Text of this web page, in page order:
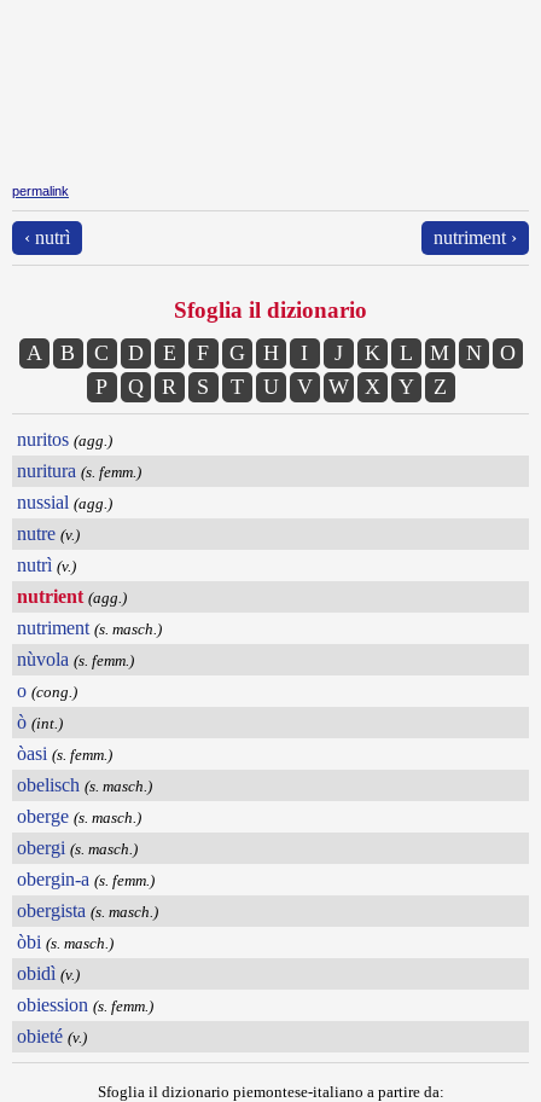
permalink
‹ nutrì nutriment ›
Sfoglia il dizionario
A B C D E F G H I J K L M N
O
P
Q R S T U V W X Y Z
nuritos (agg.)
nuritura (s. femm.)
nussial (agg.)
nutre (v.)
nutrì (v.)
nutrient (agg.)
nutriment (s. masch.)
nùvola (s. femm.)
o (cong.)
ò (int.)
òasi (s. femm.)
obelisch (s. masch.)
oberge (s. masch.)
obergi (s. masch.)
obergin-a (s. femm.)
obergista (s. masch.)
òbi (s. masch.)
obidì (v.)
obiession (s. femm.)
obieté (v.)
Sfoglia il dizionario piemontese-italiano a partire da: